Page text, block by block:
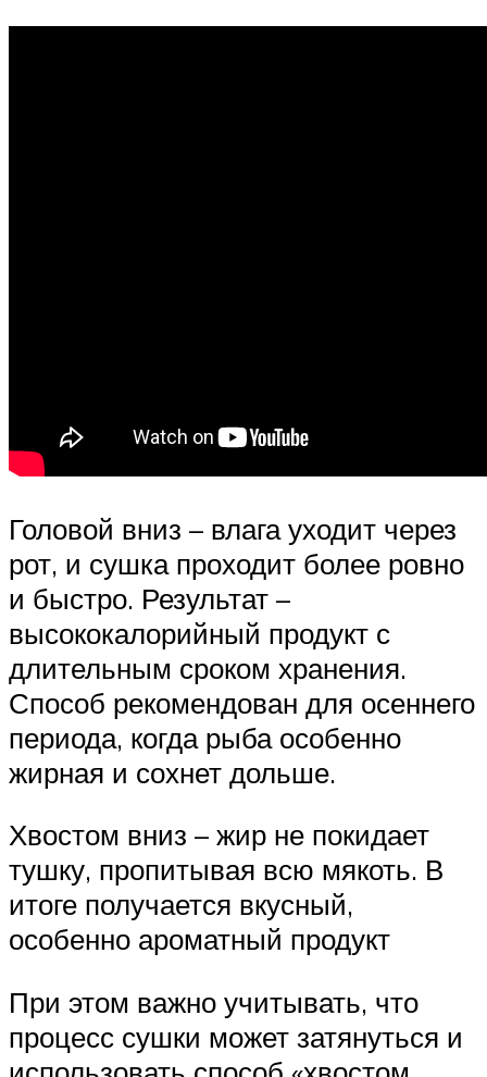
Головой вниз – влага уходит через
рот, и сушка проходит более ровно
и быстро. Результат –
высококалорийный продукт с
длительным сроком хранения.
Способ рекомендован для осеннего
периода, когда рыба особенно
жирная и сохнет дольше.
Хвостом вниз – жир не покидает
тушку, пропитывая всю мякоть. В
итоге получается вкусный,
особенно ароматный продукт
При этом важно учитывать, что
процесс сушки может затянуться и